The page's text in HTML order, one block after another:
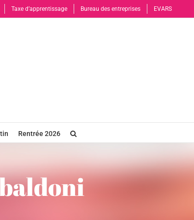
Taxe d’apprentissage Bureau des entreprises EVARS
Rentrée 2026